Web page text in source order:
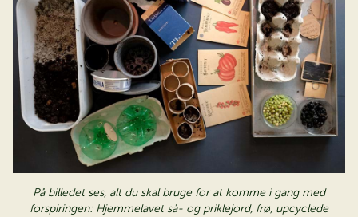
På billedet ses, alt du skal bruge for at komme i gang med
forspiringen: Hjemmelavet så- og priklejord, frø, upcyclede